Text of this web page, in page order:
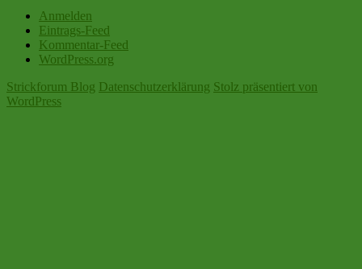
Anmelden
Eintrags-Feed
Kommentar-Feed
WordPress.org
Strickforum Blog Datenschutzerklärung Stolz präsentiert von
WordPress